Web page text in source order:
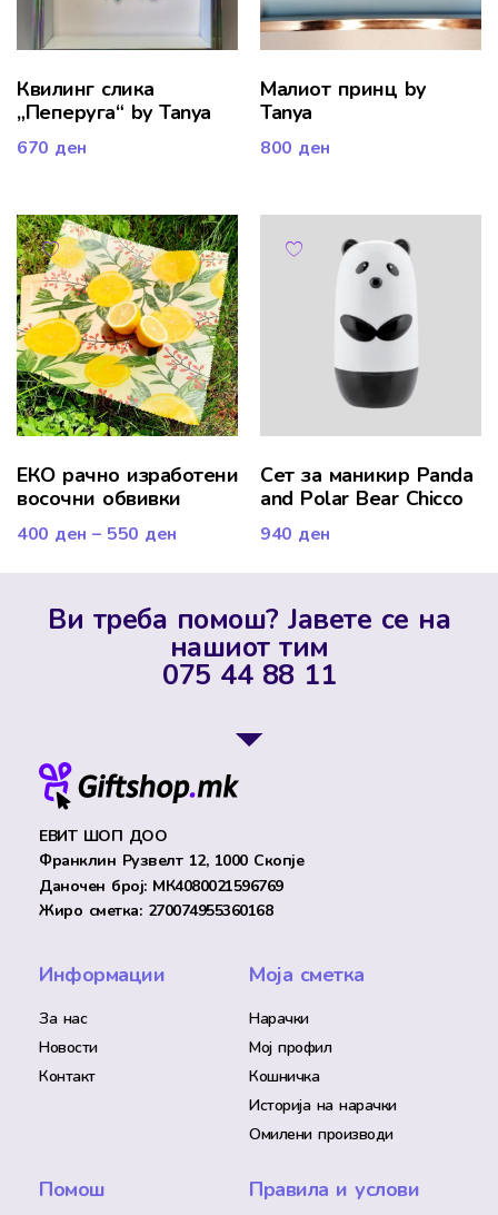
Квилинг слика
„Пеперуга“ by Tanya
670 ден
Малиот принц by
Tanya
800 ден
ЕКО рачно изработени
восочни обвивки
400 ден – 550 ден
Сет за маникир Panda
and Polar Bear Chicco
940 ден
Ви треба помош? Јавете се на
нашиот тим
075 44 88 11
ЕВИТ ШОП ДОО
Франклин Рузвелт 12, 1000 Скопје
Даночен број: МК4080021596769
Жиро сметка: 270074955360168
Информации
За нас
Новости
Контакт
Моја сметка
Нарачки
Мој профил
Кошничка
Историја на нарачки
Омилени производи
Помош Правила и услови